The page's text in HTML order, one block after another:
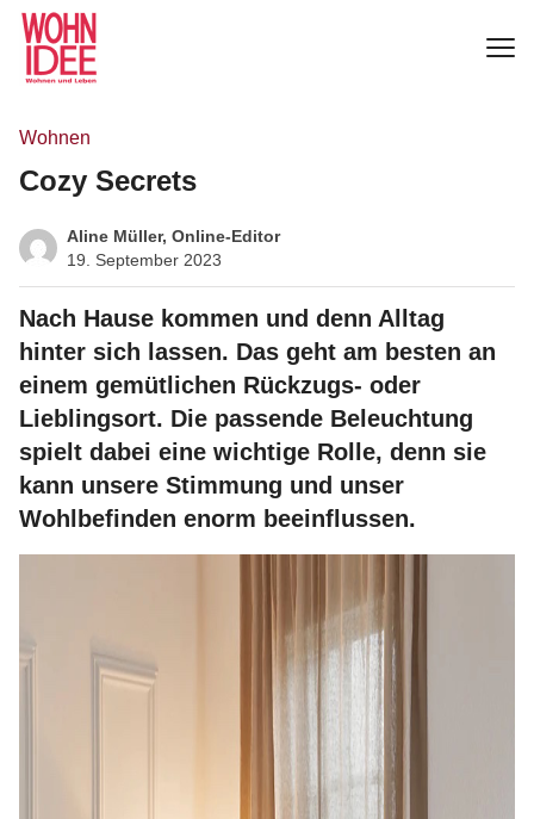
Wohnen
Cozy Secrets
Aline Müller, Online-Editor
19. September 2023
Nach Hause kommen und denn Alltag
hinter sich lassen. Das geht am besten an
einem gemütlichen Rückzugs- oder
Lieblingsort. Die passende Beleuchtung
spielt dabei eine wichtige Rolle, denn sie
kann unsere Stimmung und unser
Wohlbefinden enorm beeinflussen.